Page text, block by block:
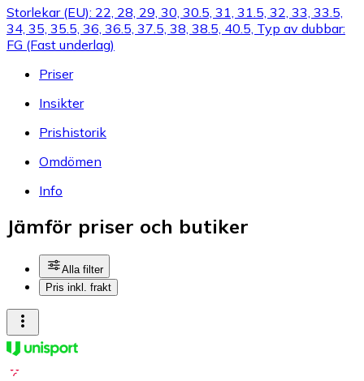
Storlekar (EU): 22, 28, 29, 30, 30.5, 31, 31.5, 32, 33, 33.5,
34, 35, 35.5, 36, 36.5, 37.5, 38, 38.5, 40.5, Typ av dubbar:
FG (Fast underlag)
Priser
Insikter
Prishistorik
Omdömen
Info
Jämför priser och butiker
Alla filter
Pris inkl. frakt